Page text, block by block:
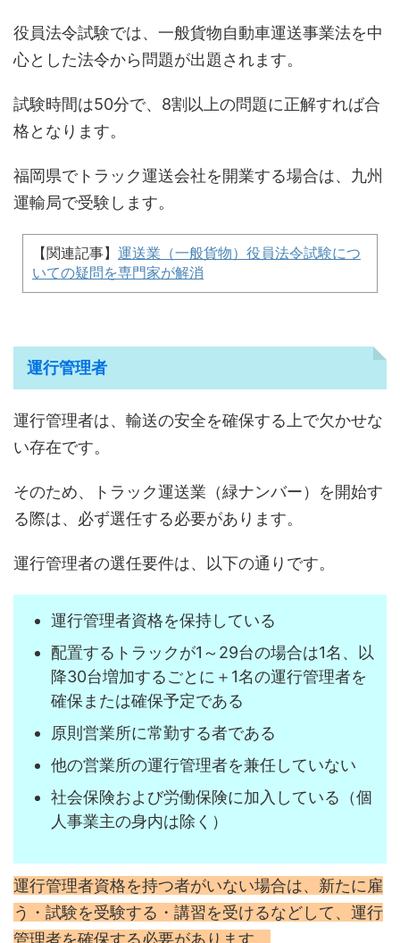
役員法令試験では、一般貨物自動車運送事業法を中
心とした法令から問題が出題されます。
試験時間は50分で、8割以上の問題に正解すれば合
格となります。
福岡県でトラック運送会社を開業する場合は、九州
運輸局で受験します。
【関連記事】 運送業（一般貨物）役員法令試験につ
いての疑問を専門家が解消
運行管理者
運行管理者は、輸送の安全を確保する上で欠かせな
い存在です。
そのため、トラック運送業（緑ナンバー）を開始す
る際は、必ず選任する必要があります。
運行管理者の選任要件は、以下の通りです。
運行管理者資格を保持している
配置するトラックが1～29台の場合は1名、以
降30台増加するごとに＋1名の運行管理者を
確保または確保予定である
原則営業所に常勤する者である
他の営業所の運行管理者を兼任していない
社会保険および労働保険に加入している（個
人事業主の身内は除く）
運行管理者資格を持つ者がいない場合は、新たに雇
う・試験を受験する・講習を受けるなどして、運行
管理者を確保する必要があります。